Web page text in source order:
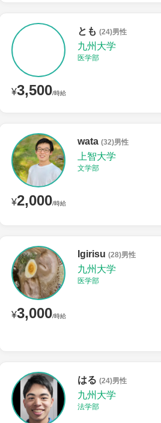
¥3,500/時給
とも (24)男性
九州大学
医学部
¥2,000/時給
wata (32)男性
上智大学
文学部
¥3,000/時給
Igirisu (28)男性
九州大学
医学部
はる (24)男性
九州大学
法学部